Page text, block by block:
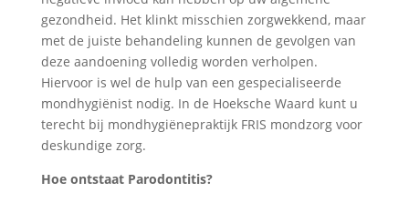
gezondheid. Het klinkt misschien zorgwekkend, maar
met de juiste behandeling kunnen de gevolgen van
deze aandoening volledig worden verholpen.
Hiervoor is wel de hulp van een gespecialiseerde
mondhygiënist nodig. In de Hoeksche Waard kunt u
terecht bij mondhygiënepraktijk FRIS mondzorg voor
deskundige zorg.
Hoe ontstaat Parodontitis?